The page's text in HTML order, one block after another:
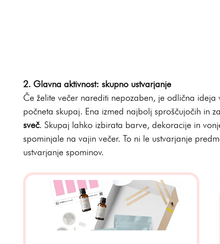
2. Glavna aktivnost: skupno ustvarjanje
Če želite večer narediti nepozaben, je odlična
počneta skupaj. Ena izmed najbolj sproščujočih in
sveč. Skupaj lahko izbirata barve, dekoracije in
spominjale na vajin večer. To ni le ustvarjanje
ustvarjanje spominov.